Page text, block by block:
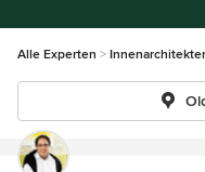
Alle Experten